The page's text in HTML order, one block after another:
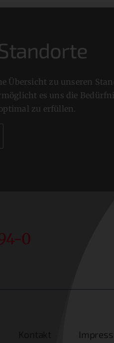
Übersicht zu unseren
es uns die
zu erfüllen.
0